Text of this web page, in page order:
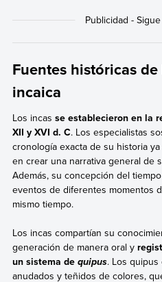
Fuentes históricas
incaica
Los incas se establecieron en la
XII y XVI d. C. Los especialistas
cronología exacta de su historia
en crear una narrativa general de
Además, su concepción del
eventos de diferentes momentos
mismo tiempo.
Los incas compartían su
generación de manera oral y
un sistema de quipus. Los
anudados y teñidos de colores,